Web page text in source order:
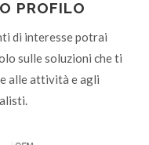
PROFILO
di interesse potrai
sulle soluzioni che ti
alle attività e agli